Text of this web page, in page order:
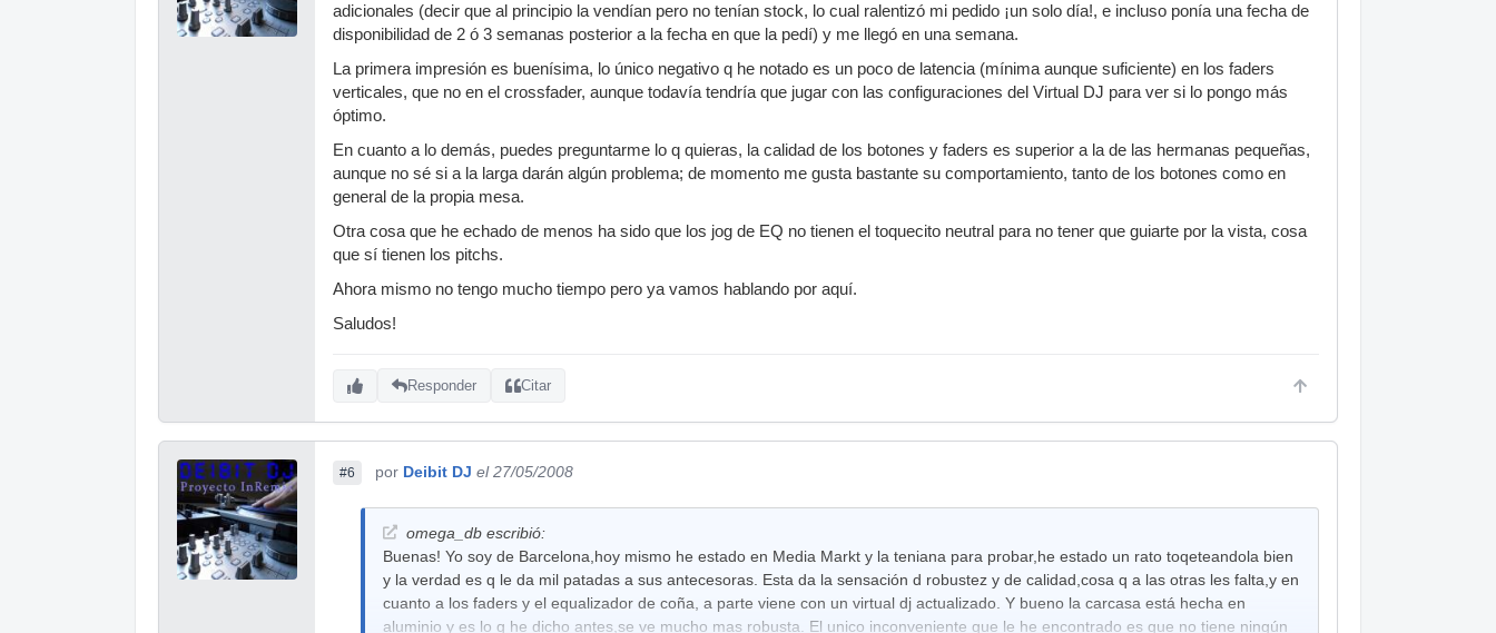
adicionales (decir que al principio la vendían pero no tenían stock, lo cual ralentizó mi pedido ¡un solo día!, e incluso ponía una fecha de
disponibilidad de 2 ó 3 semanas posterior a la fecha en que la pedí) y me llegó en una semana.
La primera impresión es buenísima, lo único negativo q he notado es un poco de latencia (mínima aunque suficiente) en los faders
verticales, que no en el crossfader, aunque todavía tendría que jugar con las configuraciones del Virtual DJ para ver si lo pongo más
óptimo.
En cuanto a lo demás, puedes preguntarme lo q quieras, la calidad de los botones y faders es superior a la de las hermanas pequeñas,
aunque no sé si a la larga darán algún problema; de momento me gusta bastante su comportamiento, tanto de los botones como en
general de la propia mesa.
Otra cosa que he echado de menos ha sido que los jog de EQ no tienen el toquecito neutral para no tener que guiarte por la vista, cosa
que sí tienen los pitchs.
Ahora mismo no tengo mucho tiempo pero ya vamos hablando por aquí.
Saludos!
Responder Citar
#6 por Deibit DJ el 27/05/2008
omega_db escribió:
Buenas! Yo soy de Barcelona,hoy mismo he estado en Media Markt y la teniana para probar,he estado un rato toqeteandola bien
y la verdad es q le da mil patadas a sus antecesoras. Esta da la sensación d robustez y de calidad,cosa q a las otras les falta,y en
cuanto a los faders y el equalizador de coña, a parte viene con un virtual dj actualizado. Y bueno la carcasa está hecha en
aluminio y es lo q he dicho antes,se ve mucho mas robusta. El unico inconveniente que le he encontrado es que no tiene ningún